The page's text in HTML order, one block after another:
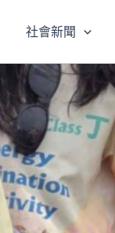
社會新聞